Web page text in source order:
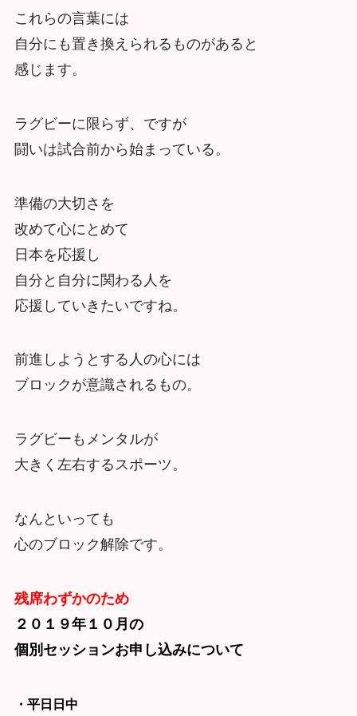
これらの言葉には
自分にも置き換えられるものがあると
感じます。
ラグビーに限らず、ですが
闘いは試合前から始まっている。
準備の大切さを
改めて心にとめて
日本を応援し
自分と自分に関わる人を
応援していきたいですね。
前進しようとする人の心には
ブロックが意識されるもの。
ラグビーもメンタルが
大きく左右するスポーツ。
なんといっても
心のブロック解除です。
残席わずかのため
２０１９年１０月の
個別セッションお申し込みについて
・平日日中